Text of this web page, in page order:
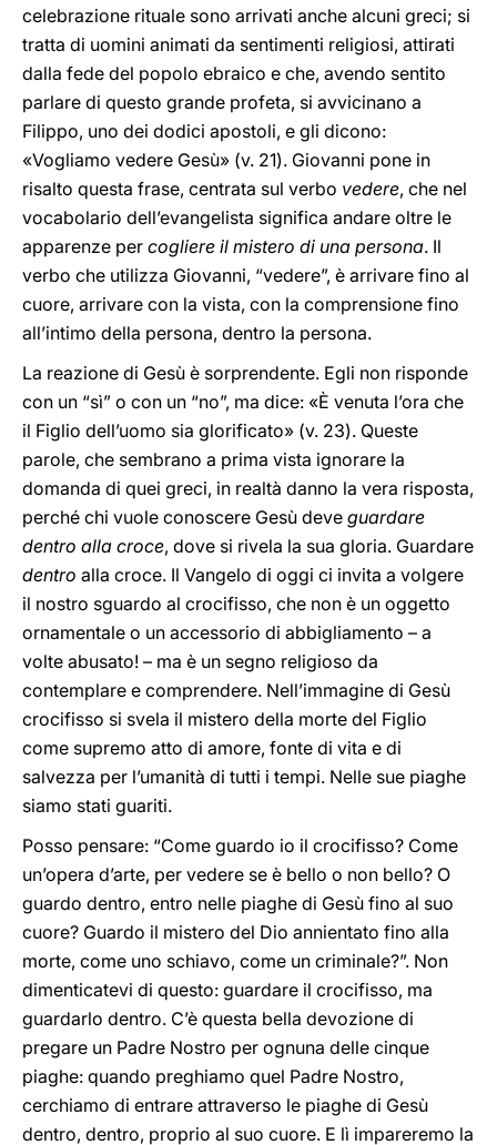
celebrazione rituale sono arrivati anche alcuni greci; si
tratta di uomini animati da sentimenti religiosi, attirati
dalla fede del popolo ebraico e che, avendo sentito
parlare di questo grande profeta, si avvicinano a
Filippo, uno dei dodici apostoli, e gli dicono:
«Vogliamo vedere Gesù» (v. 21). Giovanni pone in
risalto questa frase, centrata sul verbo vedere, che nel
vocabolario dell’evangelista significa andare oltre le
apparenze per cogliere il mistero di una persona. Il
verbo che utilizza Giovanni, “vedere”, è arrivare fino al
cuore, arrivare con la vista, con la comprensione fino
all’intimo della persona, dentro la persona.
La reazione di Gesù è sorprendente. Egli non risponde
con un “sì” o con un “no”, ma dice: «È venuta l’ora che
il Figlio dell’uomo sia glorificato» (v. 23). Queste
parole, che sembrano a prima vista ignorare la
domanda di quei greci, in realtà danno la vera risposta,
perché chi vuole conoscere Gesù deve guardare
dentro alla croce, dove si rivela la sua gloria. Guardare
dentro alla croce. Il Vangelo di oggi ci invita a volgere
il nostro sguardo al crocifisso, che non è un oggetto
ornamentale o un accessorio di abbigliamento – a
volte abusato! – ma è un segno religioso da
contemplare e comprendere. Nell’immagine di Gesù
crocifisso si svela il mistero della morte del Figlio
come supremo atto di amore, fonte di vita e di
salvezza per l’umanità di tutti i tempi. Nelle sue piaghe
siamo stati guariti.
Posso pensare: “Come guardo io il crocifisso? Come
un’opera d’arte, per vedere se è bello o non bello? O
guardo dentro, entro nelle piaghe di Gesù fino al suo
cuore? Guardo il mistero del Dio annientato fino alla
morte, come uno schiavo, come un criminale?”. Non
dimenticatevi di questo: guardare il crocifisso, ma
guardarlo dentro. C’è questa bella devozione di
pregare un Padre Nostro per ognuna delle cinque
piaghe: quando preghiamo quel Padre Nostro,
cerchiamo di entrare attraverso le piaghe di Gesù
dentro, dentro, proprio al suo cuore. E lì impareremo la